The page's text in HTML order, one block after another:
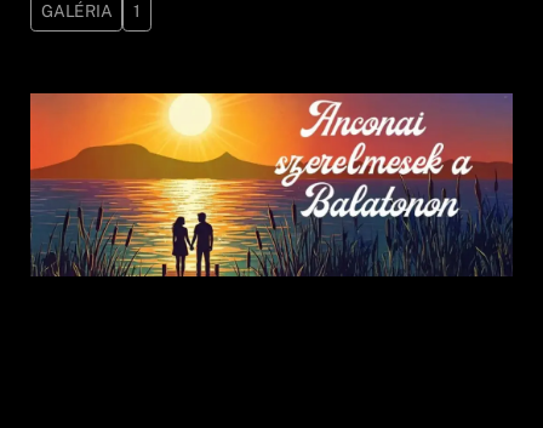
GALÉRIA 1